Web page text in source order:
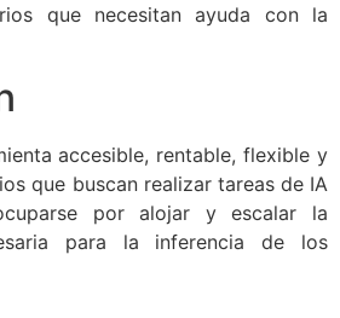
que necesitan ayuda con la
accesible, rentable, flexible y
que buscan realizar tareas de IA
por alojar y escalar la
para la inferencia de los